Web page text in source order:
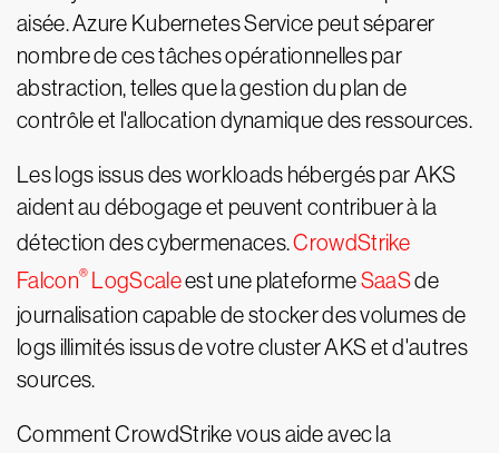
aisée. Azure Kubernetes Service peut séparer
nombre de ces tâches opérationnelles par
abstraction, telles que la gestion du plan de
contrôle et l'allocation dynamique des ressources.
Les logs issus des workloads hébergés par AKS
aident au débogage et peuvent contribuer à la
détection des cybermenaces.CrowdStrike
Falcon® LogScaleest une plateformeSaaSde
journalisation capable de stocker des volumes de
logs illimités issus de votre cluster AKS et d'autres
sources.
Comment CrowdStrike vous aide avec la